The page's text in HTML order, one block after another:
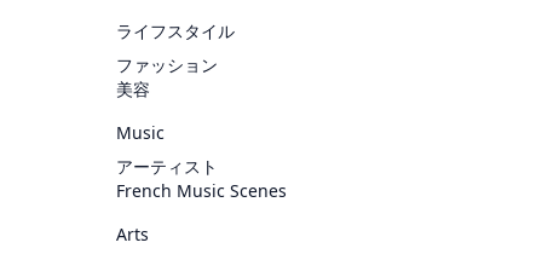
ライフスタイル
ファッション
美容
Music
アーティスト
French Music Scenes
Arts